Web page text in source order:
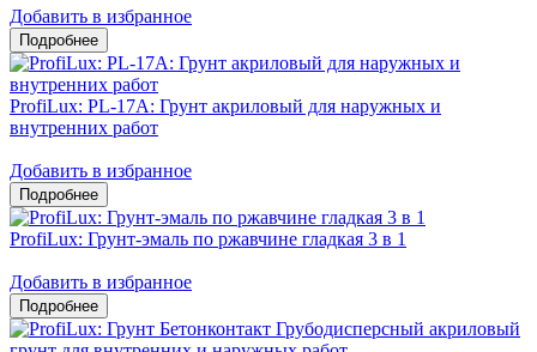
Добавить в избранное
ProfiLux: PL-17A: Грунт акриловый для наружных и
внутренних работ
Добавить в избранное
ProfiLux: Грунт-эмаль по ржавчине гладкая 3 в 1
Добавить в избранное